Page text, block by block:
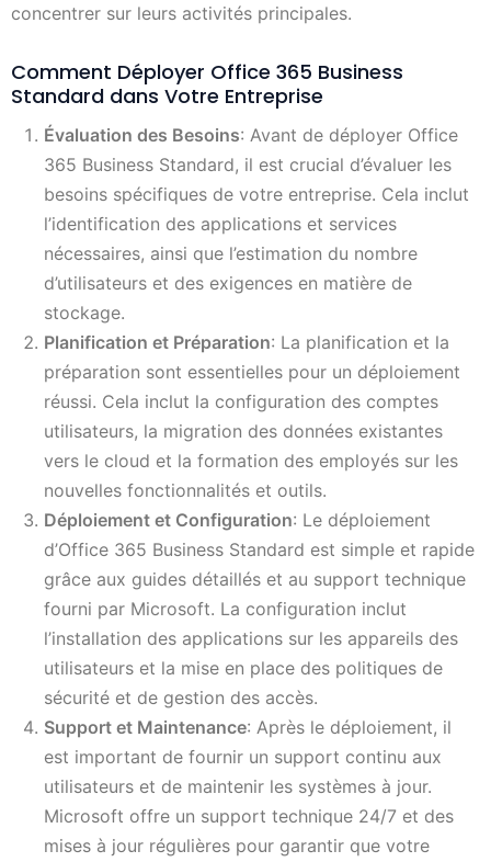
concentrer sur leurs activités principales.
Comment Déployer Office 365 Business
Standard dans Votre Entreprise
Évaluation des Besoins: Avant de déployer Office
365 Business Standard, il est crucial d’évaluer les
besoins spécifiques de votre entreprise. Cela inclut
l’identification des applications et services
nécessaires, ainsi que l’estimation du nombre
d’utilisateurs et des exigences en matière de
stockage.
Planification et Préparation: La planification et la
préparation sont essentielles pour un déploiement
réussi. Cela inclut la configuration des comptes
utilisateurs, la migration des données existantes
vers le cloud et la formation des employés sur les
nouvelles fonctionnalités et outils.
Déploiement et Configuration: Le déploiement
d’Office 365 Business Standard est simple et rapide
grâce aux guides détaillés et au support technique
fourni par Microsoft. La configuration inclut
l’installation des applications sur les appareils des
utilisateurs et la mise en place des politiques de
sécurité et de gestion des accès.
Support et Maintenance: Après le déploiement, il
est important de fournir un support continu aux
utilisateurs et de maintenir les systèmes à jour.
Microsoft offre un support technique 24/7 et des
mises à jour régulières pour garantir que votre